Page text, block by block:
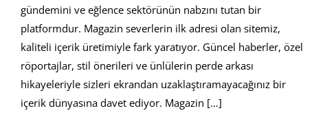
gündemini ve eğlence sektörünün nabzını tutan bir
platformdur. Magazin severlerin ilk adresi olan sitemiz,
kaliteli içerik üretimiyle fark yaratıyor. Güncel haberler, özel
röportajlar, stil önerileri ve ünlülerin perde arkası
hikayeleriyle sizleri ekrandan uzaklaştıramayacağınız bir
içerik dünyasına davet ediyor. Magazin […]